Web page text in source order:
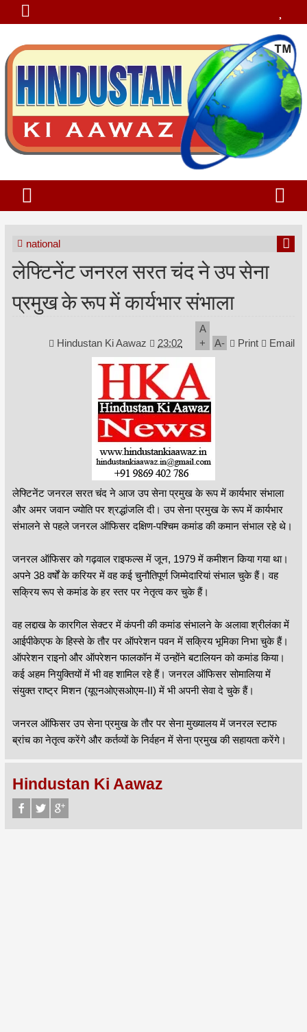
national
लेफ्टिनेंट जनरल सरत चंद ने उप सेना
प्रमुख के रूप में कार्यभार संभाला
Hindustan Ki Aawaz 23:02
A
+
A- Print Email
लेफ्टिनेंट जनरल सरत चंद ने आज उप सेना प्रमुख के रूप में कार्यभार संभाला
और अमर जवान ज्योति पर श्रद्धांजलि दी। उप सेना प्रमुख के रूप में कार्यभार
संभालने से पहले जनरल ऑफिसर दक्षिण-पश्चिम कमांड की कमान संभाल रहे थे।
जनरल ऑफिसर को गढ़वाल राइफल्स में जून, 1979 में कमीशन किया गया था।
अपने 38 वर्षों के करियर में वह कई चुनौतिपूर्ण जिम्मेदारियां संभाल चुके हैं। वह
सक्रिय रूप से कमांड के हर स्तर पर नेतृत्व कर चुके हैं।
वह लद्दाख के कारगिल सेक्टर में कंपनी की कमांड संभालने के अलावा श्रीलंका में
आईपीकेएफ के हिस्से के तौर पर ऑपरेशन पवन में सक्रिय भूमिका निभा चुके हैं।
ऑपरेशन राइनो और ऑपरेशन फालकॉन में उन्होंने बटालियन को कमांड किया।
कई अहम नियुक्तियों में भी वह शामिल रहे हैं। जनरल ऑफिसर सोमालिया में
संयुक्त राष्ट्र मिशन (यूएनओएसओएम-II) में भी अपनी सेवा दे चुके हैं।
जनरल ऑफिसर उप सेना प्रमुख के तौर पर सेना मुख्यालय में जनरल स्टाफ
ब्रांच का नेतृत्व करेंगे और कर्तव्यों के निर्वहन में सेना प्रमुख की सहायता करेंगे।
Hindustan Ki Aawaz